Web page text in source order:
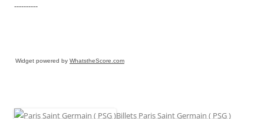
----------
Widget powered by WhatstheScore.com
Billets Paris Saint Germain ( PSG )